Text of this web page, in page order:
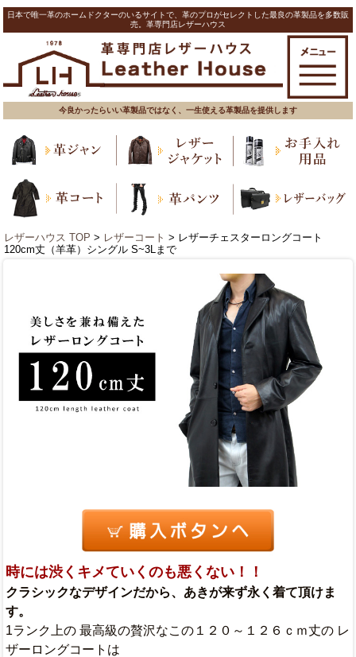
日本で唯一革のホームドクターのいるサイトで、革のプロがセレクトした最良の革製品を多数販
売。革専門店レザーハウス
今良かったらいい革製品ではなく、一生使える革製品を提供します
レザーハウス TOP > レザーコート > レザーチェスターロングコート
120cm丈（羊革）シングル S~3Lまで
時には渋くキメていくのも悪くない！！
クラシックなデザインだから、あきが来ず永く着て頂けま
す。
1ランク上の 最高級の贅沢なこの１２０～１２６ｃｍ丈の レ
ザーロングコートは